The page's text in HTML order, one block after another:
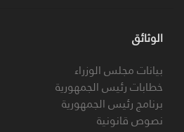
الوثائق
بيانات مجلس الوزراء
خطابات رئيس الجمهورية
برنامج رئيس الجمهورية
نصوص قانونية